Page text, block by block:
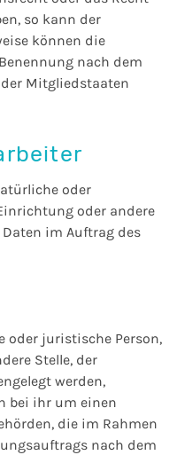
so kann der
können die
nach dem
Mitgliedstaaten
oder
oder andere
Daten im Auftrag des
oder juristische Person,
Stelle, der
werden,
bei ihr um einen
die im Rahmen
nach dem